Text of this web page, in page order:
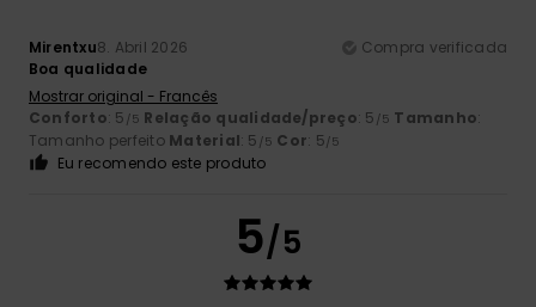
Mirentxu8. Abril 2026
Compra verificada
Boa qualidade
Mostrar original - Francês
Conforto: 5 /5 Relação qualidade/preço: 5 /5 Tamanho:
Tamanho perfeito Material: 5 /5 Cor: 5/5
Eu recomendo este produto
5/5